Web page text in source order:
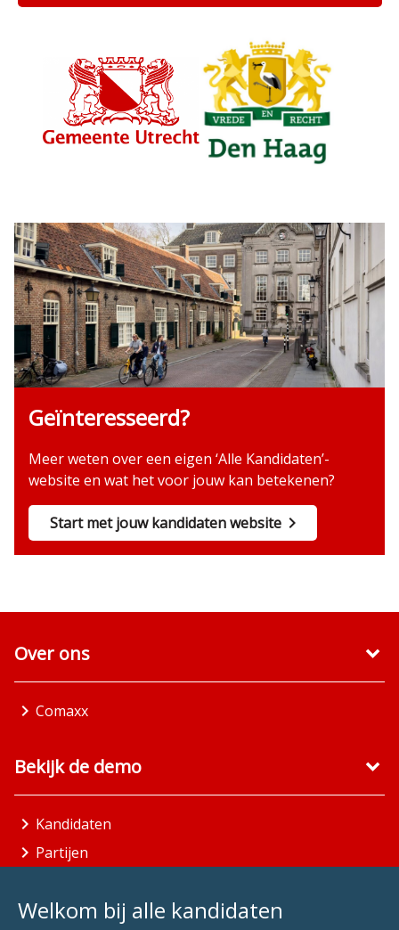
Geïnteresseerd?
Meer weten over een eigen ‘Alle Kandidaten’-
website en wat het voor jouw kan betekenen?
Start met jouw kandidaten website
Welkom bij alle kandidaten
Over ons
Comaxx
Bekijk de demo
Kandidaten
Partijen
Aandachtsgebieden